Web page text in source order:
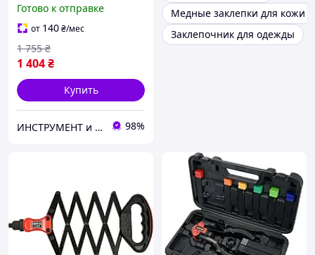
мм YATO (YT-36092)
Готово к отправке
от 140₴/мес
1 404₴
1 755 ₴
Купить
ИНСТРУМЕНТ и МЕТИЗЫ 98%
Медные заклепки для кожи
Заклепочник для одежды